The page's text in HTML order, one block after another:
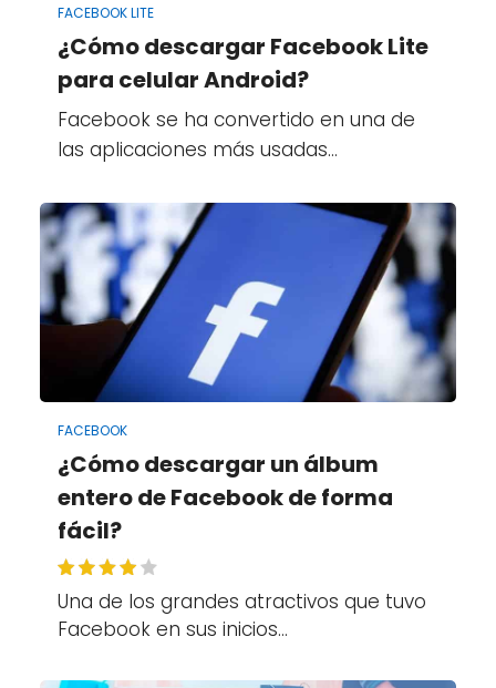
FACEBOOK LITE
¿Cómo descargar Facebook Lite
para celular Android?
Facebook se ha convertido en una de
las aplicaciones más usadas…
FACEBOOK
¿Cómo descargar un álbum
entero de Facebook de forma
fácil?
Una de los grandes atractivos que tuvo
Facebook en sus inicios…